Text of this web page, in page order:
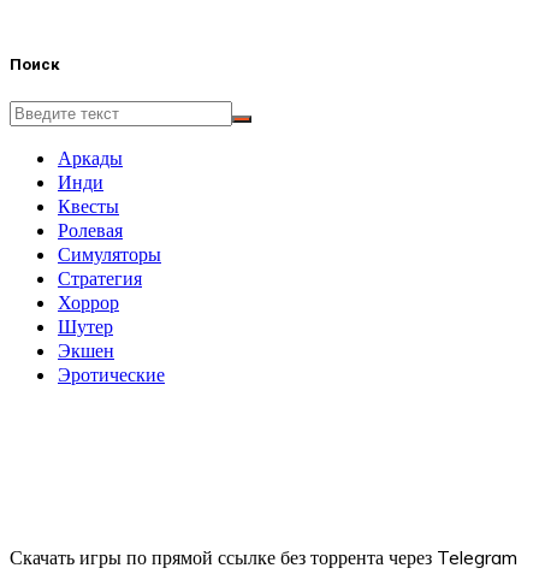
Поиск
Аркады
Инди
Квесты
Ролевая
Симуляторы
Стратегия
Хоррор
Шутер
Экшен
Эротические
Скачать игры по прямой ссылке без торрента через Telegram